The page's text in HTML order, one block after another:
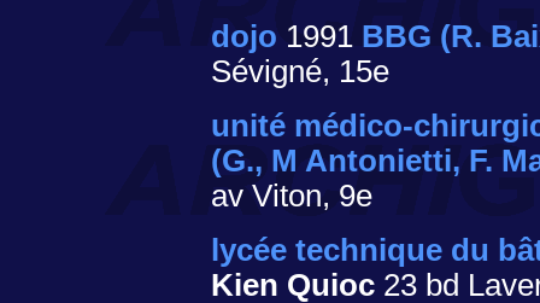
dojo 1991 BBG (R.
Sévigné, 15e
unité médico-
(G., M Antonietti, F.
av Viton, 9e
lycée technique du
Kien Quioc 23 bd